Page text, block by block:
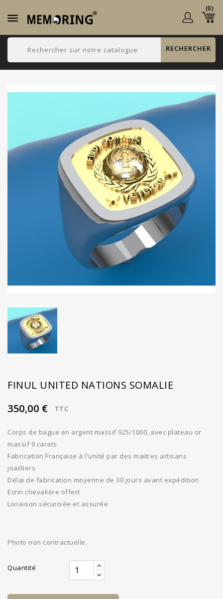

(0)
RECHERCHER
FINUL UNITED NATIONS SOMALIE
350,00 €
TTC
Corps de bague en argent massif 925/1000, avec plateau or
massif 9 carats
Fabrication Française à l'unité par des maitres artisans
joailliers
Délai de fabrication moyenne de 30 jours avant expédition
Ecrin chevalière offert
Livraison sécurisée et assurée
Photo non contractuelle.
Quantité